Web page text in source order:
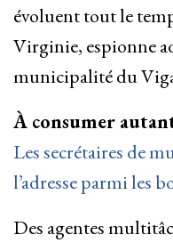
évoluent tout le
Virginie, espionne
municipalité du
À consumer
Les secrétaires de
l’adresse parmi les
Des agentes